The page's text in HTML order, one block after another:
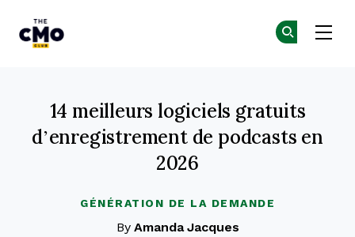
GÉNÉRATION DE LA DEMANDE
14 meilleurs logiciels gratuits
d’enregistrement de podcasts en
2026
By Amanda Jacques